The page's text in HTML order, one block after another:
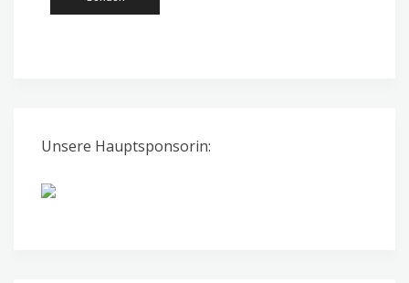
Unsere Hauptsponsorin: